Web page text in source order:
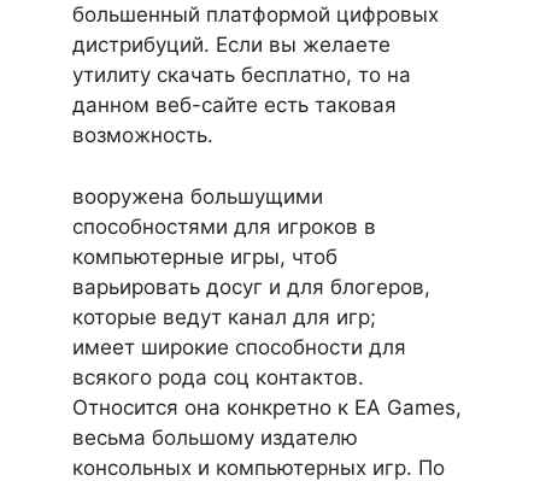
большенный платформой цифровых
дистрибуций. Если вы желаете
утилиту скачать бесплатно, то на
данном веб-сайте есть таковая
возможность.
вооружена большущими
способностями для игроков в
компьютерные игры, чтоб
варьировать досуг и для блогеров,
которые ведут канал для игр;
имеет широкие способности для
всякого рода соц контактов.
Относится она конкретно к EA Games,
весьма большому издателю
консольных и компьютерных игр. По